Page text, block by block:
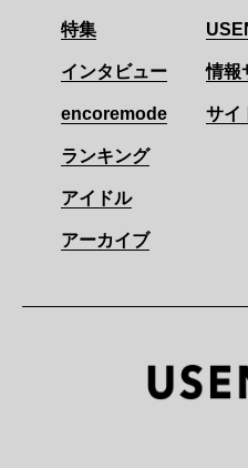
特集
インタビュー
encoremode
ランキング
アイドル
アーカイブ
情報
サイ